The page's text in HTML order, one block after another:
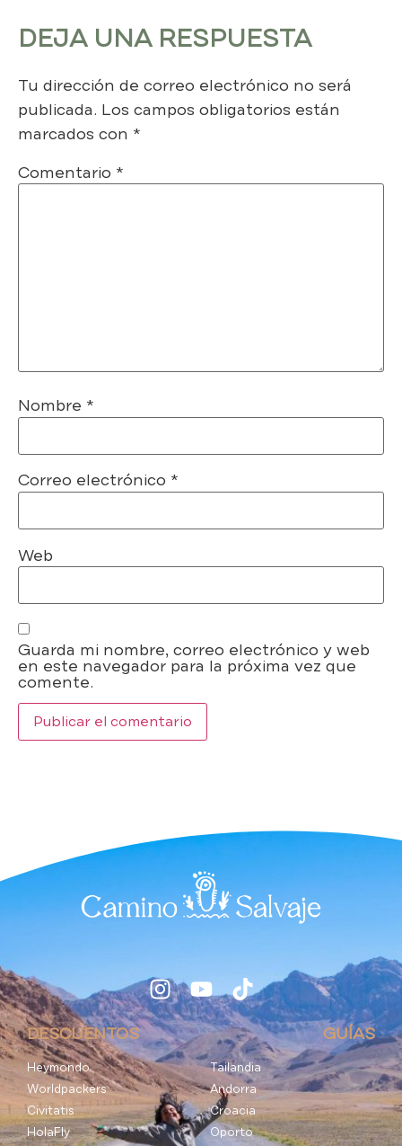
DEJA UNA RESPUESTA
Tu dirección de correo electrónico no será
publicada. Los campos obligatorios están
marcados con *
Comentario *
Nombre *
Correo electrónico *
Web
Guarda mi nombre, correo electrónico y web
en este navegador para la próxima vez que
comente.
DESCUENTOS
Heymondo
Worldpackers
Civitatis
HolaFly
GUÍAS
Tailandia
Andorra
Croacia
Oporto